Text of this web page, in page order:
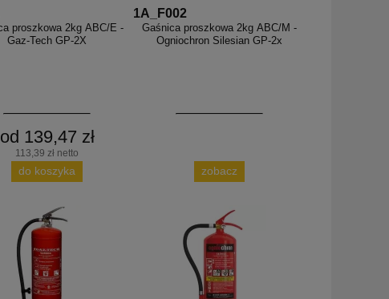
proszkowa 2kg ABC/E -
Gaz-Tech GP-2X
od 139,47 zł
113,39 zł netto
do koszyka
1A_F002
Gaśnica proszkowa 2kg ABC/M -
Ogniochron Silesian GP-2x
zobacz